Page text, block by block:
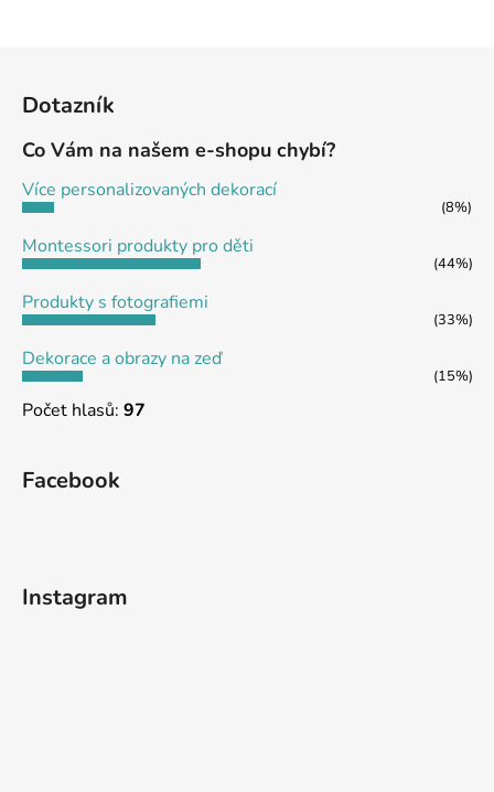
Dotazník
Co Vám na našem e-shopu chybí?
Více personalizovaných dekorací
(8%)
Montessori produkty pro děti
(44%)
Produkty s fotografiemi
(33%)
Dekorace a obrazy na zeď
(15%)
Počet hlasů: 97
Facebook
Instagram